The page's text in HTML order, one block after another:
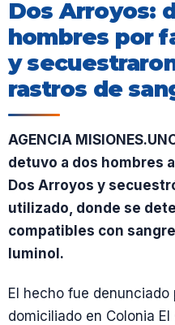
Dos Arroyos:
hombres por
y
rastros de
AGENCIA
detuvo a dos hombres
Dos Arroyos y
utilizado, donde se
compatibles con
luminol.
El hecho fue
domiciliado en Colonia